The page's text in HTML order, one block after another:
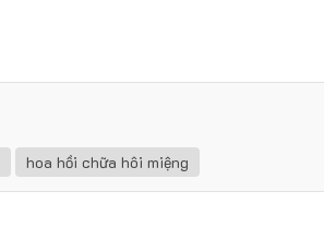
hoa hồi chữa hôi miệng